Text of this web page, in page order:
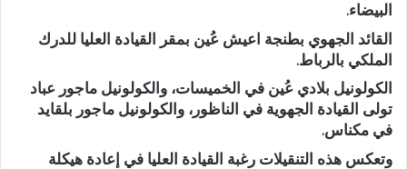
البيضاء.
القائد الجهوي بطنجة اعيش عُين بمقر القيادة العليا للدرك
الملكي بالرباط.
الكولونيل بلادي عُين في الخميسات، والكولونيل ماجور عباد
تولى القيادة الجهوية في الناظور، والكولونيل ماجور بلقايد
في مكناس.
وتعكس هذه التنقيلات رغبة القيادة العليا في إعادة هيكلة